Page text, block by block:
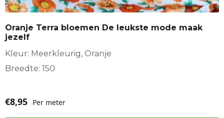
Oranje Terra bloemen De leukste mode maak
jezelf
Kleur: Meerkleurig, Oranje
Breedte: 150
€8,95 Per meter